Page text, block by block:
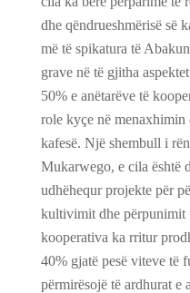
dhe qëndrueshmërisë së
më të spikatura të
grave në të gjitha
50% e anëtarëve të
role kyçe në menaxhimin
kafesë. Një shembull i
Mukarwego, e cila është
udhëhequr projekte për
kultivimit dhe përpunimit
kooperativa ka rritur
40% gjatë pesë viteve të
përmirësojë të ardhurat e